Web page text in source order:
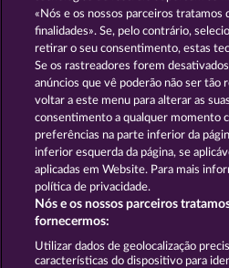
Back to the Fruits
Termos e
Declaração de
Empresa
Programa de parceiros
Enviar pedido
«Nós e os nossos parceiros tratamos
finalidades». Se, pelo contrário,
retirar o seu consentimento, estas
Se os rastreadores forem
anúncios que vê poderão não ser tão
voltar a este menu para alterar as
consentimento a qualquer momento
preferências na parte inferior da
inferior esquerda da página, se
aplicadas em Website. Para mais
política de privacidade.
Nós e os nossos parceiros
fornecermos:
Utilizar dados de geolocalização
características do dispositivo para